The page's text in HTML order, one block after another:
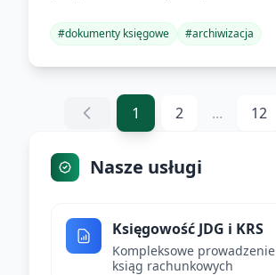
#dokumenty księgowe #archiwizacja
1 2 ... 12
Nasze usługi
Księgowość JDG i KRS
Kompleksowe prowadzenie
ksiąg rachunkowych